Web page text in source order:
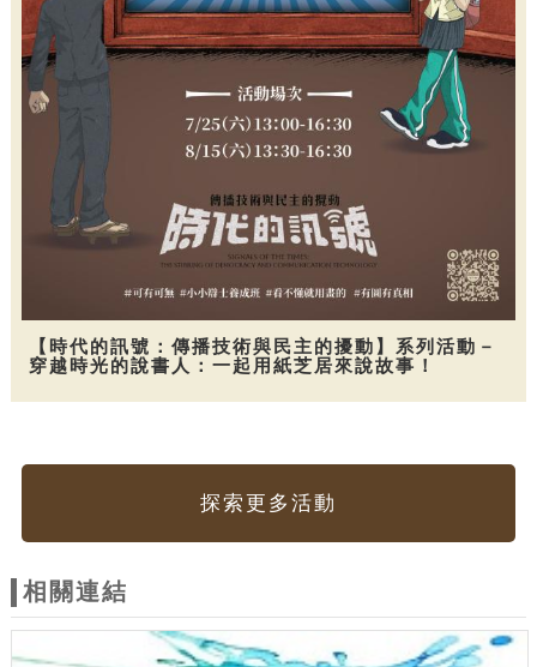
【時代的訊號：傳播技術與民主的擾動】系列活動－
穿越時光的說書人：一起用紙芝居來說故事！
探索更多活動
相關連結